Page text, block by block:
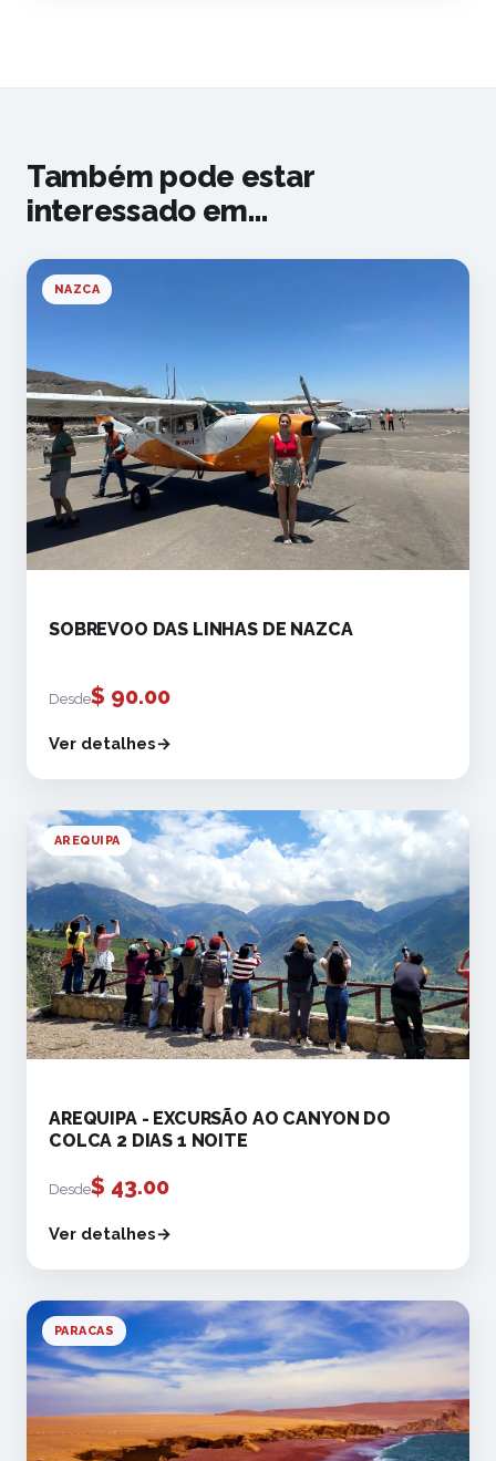
Também pode estar
interessado em...
NAZCA
SOBREVOO DAS LINHAS DE NAZCA
Desde$ 90.00
Ver detalhes
AREQUIPA
AREQUIPA - EXCURSÃO AO CANYON DO
COLCA 2 DIAS 1 NOITE
Desde$ 43.00
Ver detalhes
PARACAS